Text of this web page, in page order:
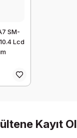
SM-
Lcd
Kayıt Ol